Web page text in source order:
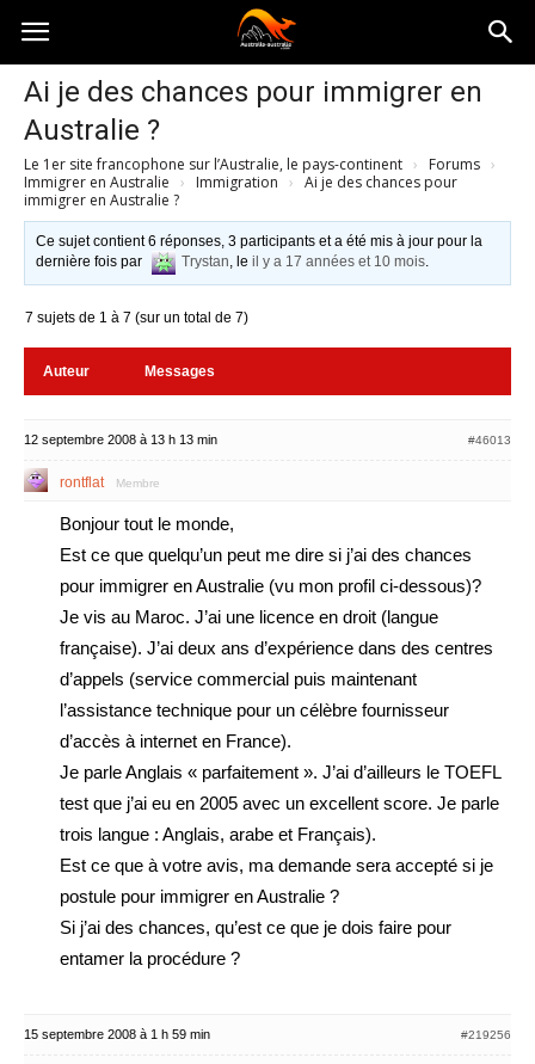
Australia-
australie.com
Ai je des chances pour immigrer en
Australie ?
Le 1er site francophone sur l’Australie, le pays-continent › Forums ›
Immigrer en Australie › Immigration › Ai je des chances pour
immigrer en Australie ?
Ce sujet contient 6 réponses, 3 participants et a été mis à jour pour la
dernière fois par
Trystan, leil y a 17 années et 10 mois.
7 sujets de 1 à 7 (sur un total de 7)
Auteur Messages
12 septembre 2008 à 13 h 13 min #46013
rontflat Membre
Bonjour tout le monde,
Est ce que quelqu’un peut me dire si j’ai des chances
pour immigrer en Australie (vu mon profil ci-dessous)?
Je vis au Maroc. J’ai une licence en droit (langue
française). J’ai deux ans d’expérience dans des centres
d’appels (service commercial puis maintenant
l’assistance technique pour un célèbre fournisseur
d’accès à internet en France).
Je parle Anglais « parfaitement ». J’ai d’ailleurs le TOEFL
test que j’ai eu en 2005 avec un excellent score. Je parle
trois langue : Anglais, arabe et Français).
Est ce que à votre avis, ma demande sera accepté si je
postule pour immigrer en Australie ?
Si j’ai des chances, qu’est ce que je dois faire pour
entamer la procédure ?
15 septembre 2008 à 1 h 59 min #219256